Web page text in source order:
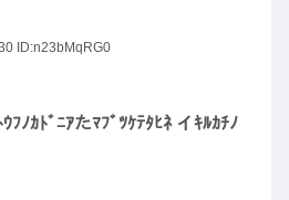
ID:n23bMqRG0
ﾌﾉｶﾄﾞﾆｱたﾏﾌﾞﾂｹﾃﾀﾋﾈ イｷﾙｶﾁﾉ